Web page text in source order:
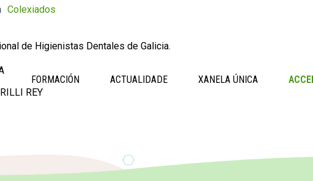
FORMACIÓN ACTUALIDADE XANELA ÚNICA
Colexiados
de Higienistas Dentales de Galicia.
REY